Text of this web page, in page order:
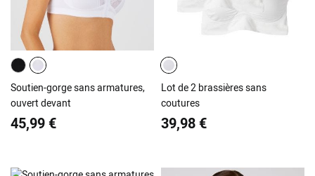
Soutien-gorge sans armatures,
ouvert devant
45,99 €
Lot de 2 brassières sans
coutures
39,98 €